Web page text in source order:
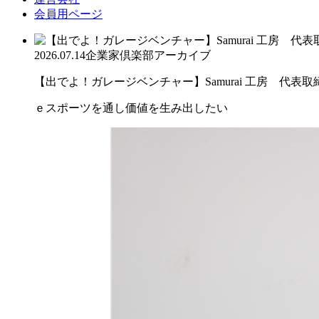
会員用ページ
2026.07.14企業家倶楽部アーカイブ
【出でよ！ガレージベンチャー】Samurai 工房 代表取
ｅスポーツを通し価値を生み出したい